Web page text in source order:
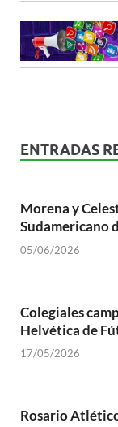
ENTRADAS
Morena y
Sudamericano
05/06/2026
Colegiales
Helvética de
17/05/2026
Rosario